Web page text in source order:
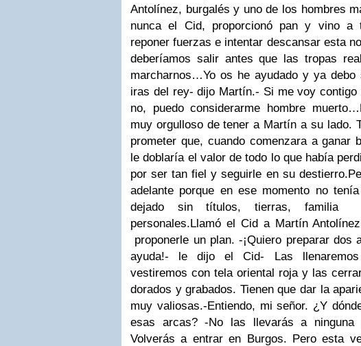
Antolínez, burgalés y uno de los hombres
nunca el Cid, proporcionó pan y vino a
reponer fuerzas e intentar descansar esta
deberíamos salir antes que las tropas
marcharnos…Yo os he ayudado y ya debo
iras del rey- dijo Martín.- Si me voy
no, puedo considerarme hombre muerto…
muy orgulloso de tener a Martín a su lado.
prometer que, cuando comenzara a ganar
le doblaría el valor de todo lo que había
por ser tan fiel y seguirle en su destierro.
adelante porque en ese momento no
dejado sin títulos, tierras, familia
personales.Llamó el Cid a Martín
proponerle un plan.-¡Quiero preparar dos
ayuda!- le dijo el Cid- Las
vestiremos con tela oriental roja y las
dorados y grabados. Tienen que dar la
muy valiosas.-Entiendo, mi señor. ¿Y
esas arcas?-No las llevarás a ninguna
Volverás a entrar en Burgos. Pero esta